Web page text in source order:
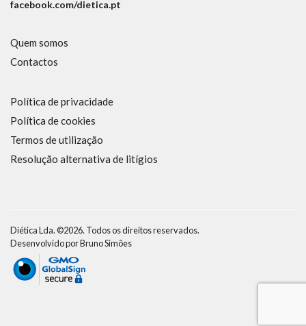
facebook.com/dietica.pt
Quem somos
Contactos
Política de privacidade
Política de cookies
Termos de utilização
Resolução alternativa de litígios
Diética Lda. ©2026. Todos os direitos reservados.
Desenvolvido porBruno Simões